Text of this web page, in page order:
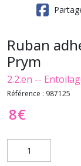
Ruban
Prym
2.2.en --
Référence : 987125
8€